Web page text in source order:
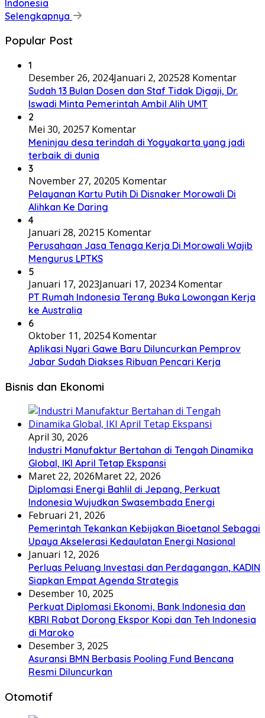
Indonesia
Selengkapnya
Popular Post
1
Desember 26, 2024Januari 2, 202528 Komentar
Sudah 13 Bulan Dosen dan Staf Tidak Digaji, Dr.
Iswadi Minta Pemerintah Ambil Alih UMT
2
Mei 30, 20257 Komentar
Meninjau desa terindah di Yogyakarta yang jadi
terbaik di dunia
3
November 27, 20205 Komentar
Pelayanan Kartu Putih Di Disnaker Morowali Di
Alihkan Ke Daring
4
Januari 28, 20215 Komentar
Perusahaan Jasa Tenaga Kerja Di Morowali Wajib
Mengurus LPTKS
5
Januari 17, 2023Januari 17, 20234 Komentar
PT Rumah Indonesia Terang Buka Lowongan Kerja
ke Australia
6
Oktober 11, 20254 Komentar
Aplikasi Nyari Gawe Baru Diluncurkan Pemprov
Jabar Sudah Diakses Ribuan Pencari Kerja
Bisnis dan Ekonomi
April 30, 2026
Industri Manufaktur Bertahan di Tengah Dinamika
Global, IKI April Tetap Ekspansi
Maret 22, 2026Maret 22, 2026
Diplomasi Energi Bahlil di Jepang, Perkuat
Indonesia Wujudkan Swasembada Energi
Februari 21, 2026
Pemerintah Tekankan Kebijakan Bioetanol Sebagai
Upaya Akselerasi Kedaulatan Energi Nasional
Januari 12, 2026
Perluas Peluang Investasi dan Perdagangan, KADIN
Siapkan Empat Agenda Strategis
Desember 10, 2025
Perkuat Diplomasi Ekonomi, Bank Indonesia dan
KBRI Rabat Dorong Ekspor Kopi dan Teh Indonesia
di Maroko
Desember 3, 2025
Asuransi BMN Berbasis Pooling Fund Bencana
Resmi Diluncurkan
Otomotif